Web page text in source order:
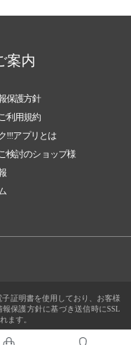
案内
保護方針
利用規約
!!!アプリとは
検討のショップ様
証明書を使用しており、お客様
保護方針に基づき送信時にSSL
ます。